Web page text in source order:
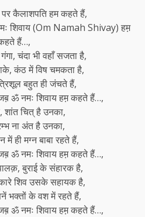
कैलाशपति हम कहते हैं,
शिवाय (Om Namah Shivay) हम़
हैं…,
चंदा भी वहाँ सजता है,
कंठ में विष चमकता है,
बहुत ही जंचते हैं,
ॐ नमः शिवाय हम़ कहते हैं…,
शांत चित् है उनका,
ना अंत है उनका,
में ही मग्न बाबा रहते हैं,
ॐ नमः शिवाय हम़ कहते हैं…,
बुराई के संहारक है,
शिव उसके सहायक है,
भक्तों के वश में रहते हैं,
ॐ नमः शिवाय हम़ कहते हैं…,